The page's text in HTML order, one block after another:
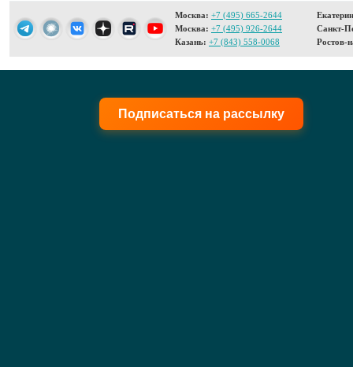
Москва: +7 (495) 665-2644
Москва: +7 (495) 926-2644
Казань: +7 (843) 558-0068
Санкт-
Ростов-
Подписаться на рассылку